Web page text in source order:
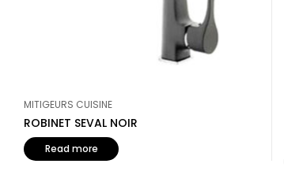
MITIGEURS CUISINE
ROBINET SEVAL NOIR
Read more